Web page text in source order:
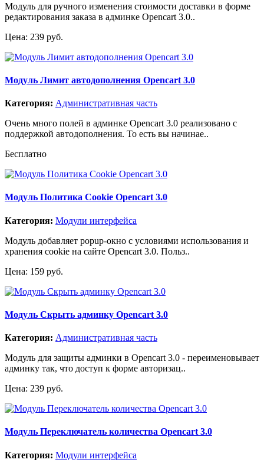
Модуль для ручного изменения стоимости доставки в форме
редактирования заказа в админке Opencart 3.0..
Цена: 239 руб.
Модуль Лимит автодополнения Opencart 3.0
Категория: Административная часть
Очень много полей в админке Opencart 3.0 реализовано с
поддержкой автодополнения. То есть вы начинае..
Бесплатно
Модуль Политика Cookie Opencart 3.0
Категория: Модули интерфейса
Модуль добавляет popup-окно с условиями использования и
хранения cookie на сайте Opencart 3.0. Польз..
Цена: 159 руб.
Модуль Скрыть админку Opencart 3.0
Категория: Административная часть
Модуль для защиты админки в Opencart 3.0 - переименовывает
админку так, что доступ к форме авторизац..
Цена: 239 руб.
Модуль Переключатель количества Opencart 3.0
Категория: Модули интерфейса